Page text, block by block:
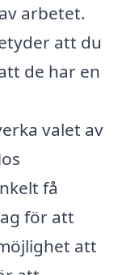
arbetet.
att du
de har en
valet av
få
för att
att